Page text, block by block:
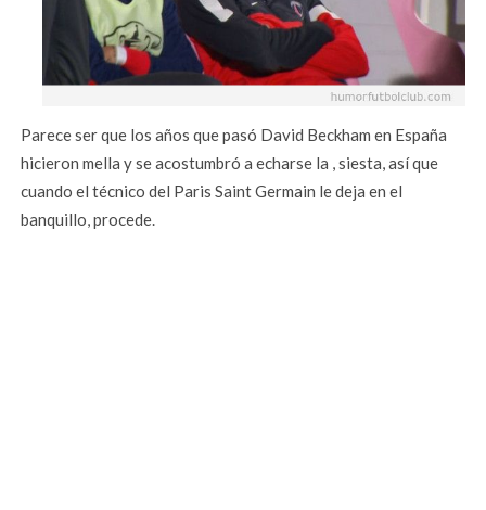
Parece ser que los años que pasó David Beckham en España
hicieron mella y se acostumbró a echarse la , siesta, así que
cuando el técnico del Paris Saint Germain le deja en el
banquillo, procede.